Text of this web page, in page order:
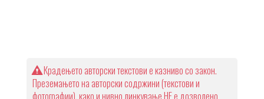
Крадењето авторски текстови е казниво со закон.
Преземањето на авторски содржини (текстови и